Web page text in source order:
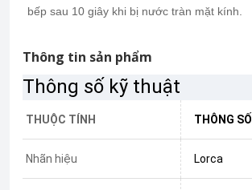
bếp sau 10 giây khi bị nước tràn mặt kính.
Thông tin sản phẩm
Thông số kỹ thuật
THUỘC TÍNH THÔNG SỐ
Nhãn hiệu Lorca